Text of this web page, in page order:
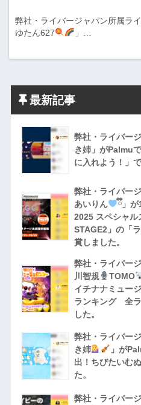
弊社・ライバージャパン所属ラ
ゆたん627
」…
最新記事
弊社・ライバー
き姉」がPalmu
に入れよう！」
弊社・ライバー
あいりん
」が
2025 スペシャル
STAGE2」の「
賞しました。
弊社・ライバー
川智規
TOMO
イチナナミュー
ランキング 全ラ
した。
弊社・ライバー
き姉
」が
出！ちびたいむ
た。
弊社・ライバー